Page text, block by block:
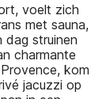
voelt zich
met sauna,
struinen
charmante
kom
jacuzzi op